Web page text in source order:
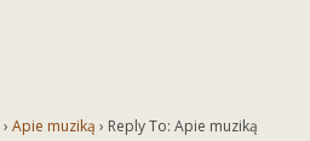
› Apie muziką › Reply To: Apie muziką